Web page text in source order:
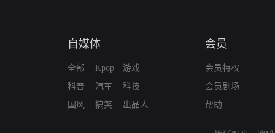
自媒体
全部
科普
国风
Kpop
汽车
搞笑
游戏
科技
出品人
会员
会员特权
会员剧场
帮助